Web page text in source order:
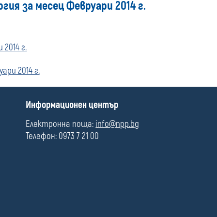
media
за месец Февруари 2014 г.
г.
2014 г.
П
л
е
Информационен център
Електронна поща: info@npp.bg
Телефон: 0973 7 21 00